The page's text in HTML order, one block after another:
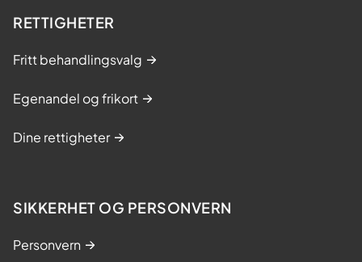
RETTIGHETER
Fritt behandlingsvalg
Egenandel og frikort
Dine rettigheter
SIKKERHET OG PERSONVERN
Personvern